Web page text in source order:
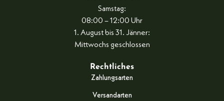
Samstag:
08:00 – 12:00 Uhr
1. August bis 31. Jänner:
Mittwochs geschlossen
Rechtliches
Zahlungsarten
Versandarten